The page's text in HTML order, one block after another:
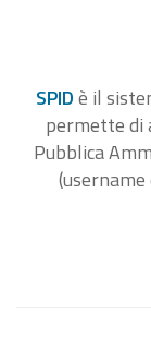
SPIDè il
permette di
Pubblica